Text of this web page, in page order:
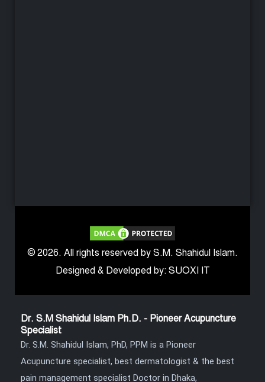
© 2026. All rights reserved by S.M. Shahidul Islam.
Designed & Developed by: SUOXI IT
Dr. S.M Shahidul Islam Ph.D. - Pioneer Acupuncture
Specialist
Dr. S.M. Shahidul Islam, PhD, PPM is a Pioneer
Acupuncture specialist, best dermatologist & the best
pain management specialist Doctor in Dhaka,